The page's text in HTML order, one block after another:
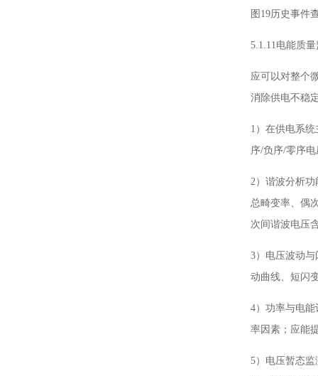
图19历史事件
5.1.11电能质量
应可以对整个
消除供电不稳
1）在供电系
序/负序/零序
2）谐波分析
总畸变率、偶
次间谐波电压
3）电压波动
动曲线、短闪
4）功率与电
率因素；应能
5）电压暂态